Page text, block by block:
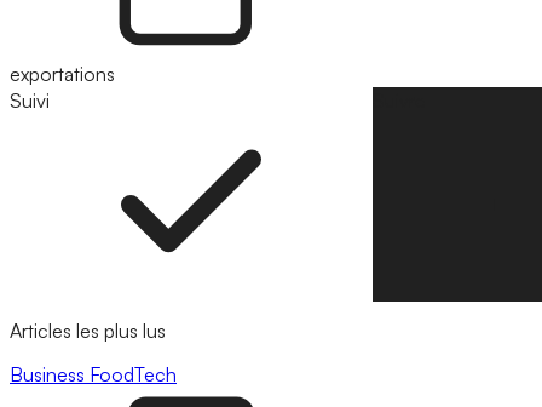
exportations
Suivi
Articles les plus lus
Business FoodTech